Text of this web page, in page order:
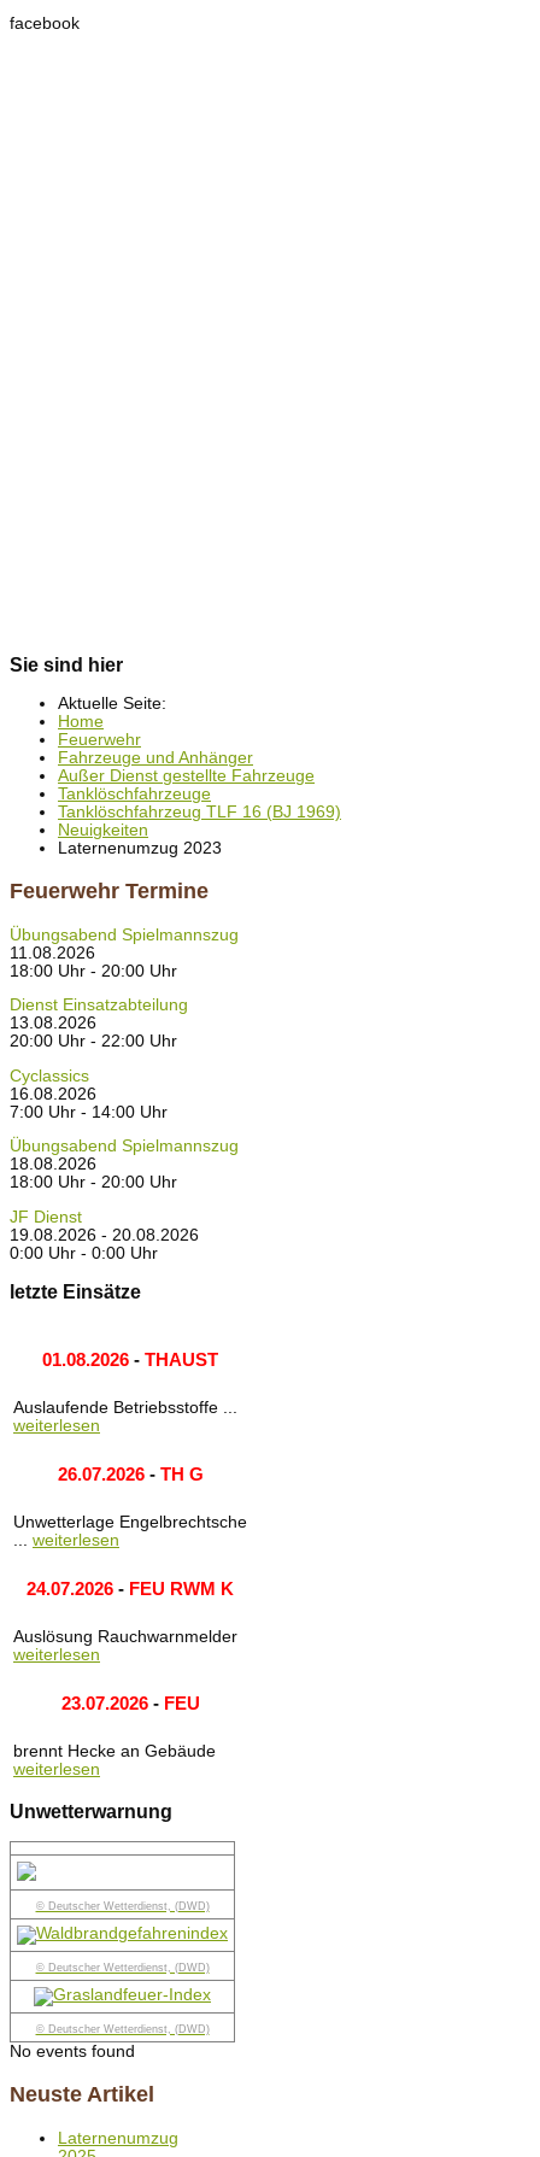
facebook
Sie sind hier
Aktuelle Seite:
Home
Feuerwehr
Fahrzeuge und Anhänger
Außer Dienst gestellte Fahrzeuge
Tanklöschfahrzeuge
Tanklöschfahrzeug TLF 16 (BJ 1969)
Neuigkeiten
Laternenumzug 2023
Feuerwehr Termine
Übungsabend Spielmannszug
11.08.2026
18:00 Uhr - 20:00 Uhr
Dienst Einsatzabteilung
13.08.2026
20:00 Uhr - 22:00 Uhr
Cyclassics
16.08.2026
7:00 Uhr - 14:00 Uhr
Übungsabend Spielmannszug
18.08.2026
18:00 Uhr - 20:00 Uhr
JF Dienst
19.08.2026 - 20.08.2026
0:00 Uhr - 0:00 Uhr
letzte Einsätze
01.08.2026 - THAUST
Auslaufende Betriebsstoffe ...
weiterlesen
26.07.2026- TH G
Unwetterlage Engelbrechtsche
... weiterlesen
24.07.2026 - FEU RWM K
Auslösung Rauchwarnmelder
weiterlesen
23.07.2026- FEU
brennt Hecke an Gebäude
weiterlesen
Unwetterwarnung
© Deutscher Wetterdienst, (DWD)
© Deutscher Wetterdienst, (DWD)
© Deutscher Wetterdienst, (DWD)
No events found
Neuste Artikel
Laternenumzug